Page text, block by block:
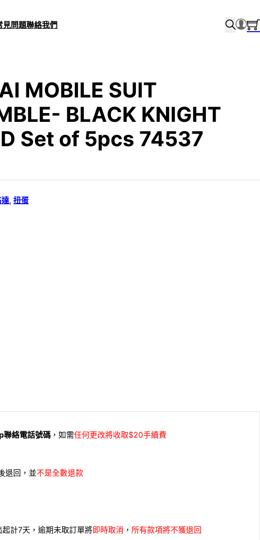
見問題聯絡我們
MOBILE SUIT
BLACK KNIGHT
Set of 5pcs 74537
, 扭蛋
絡電話號碼 ，如需任何更改將收取$20手續費
退回，並不是全數退款
計7天，逾期未取訂單將即時取消 ， 所有款項將不獲退回